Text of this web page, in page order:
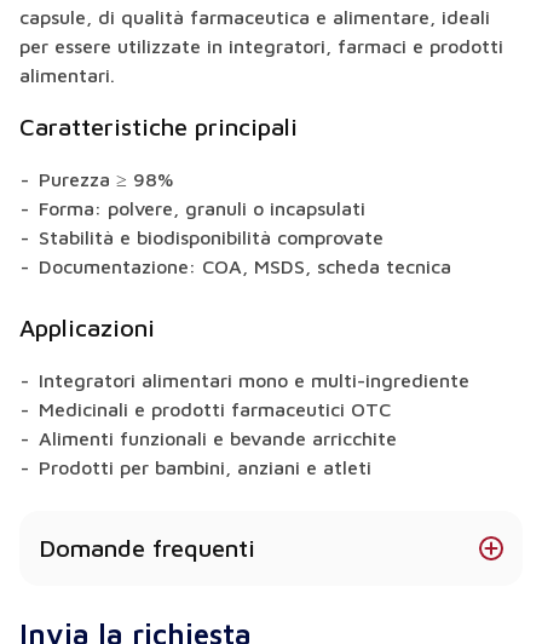
capsule, di qualità farmaceutica e alimentare, ideali
per essere utilizzate in integratori, farmaci e prodotti
alimentari.
Caratteristiche principali
Purezza ≥ 98%
Forma: polvere, granuli o incapsulati
Stabilità e biodisponibilità comprovate
Documentazione: COA, MSDS, scheda tecnica
Applicazioni
Integratori alimentari mono e multi-ingrediente
Medicinali e prodotti farmaceutici OTC
Alimenti funzionali e bevande arricchite
Prodotti per bambini, anziani e atleti
Domande frequenti
A seconda del prodotto, sono disponibili forme in
Invia la richiesta